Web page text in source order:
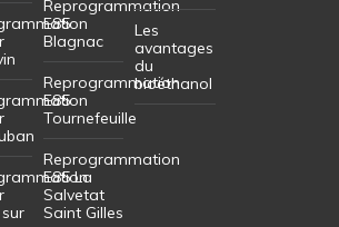
Reprogrammation
E85
Blagnac
Reprogrammation
E85
Tournefeuille
Reprogrammation
E85 La
Salvetat
Saint Gilles
Les
avantages
du
bioéthanol